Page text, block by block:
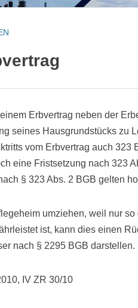
Erbvertrag neben der
seines Hausgrundstücks zu
vom Erbvertrag auch 323
eine Fristsetzung nach 323
§ 323 Abs. 2 BGB gelten
umziehen, weil nur
ist, kann dies einen
nach § 2295 BGB darstellen.
IV ZR 30/10